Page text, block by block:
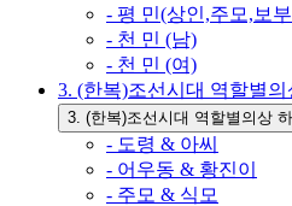
- 평 민(상인,주모,보
- 천 민 (남)
- 천 민 (여)
3. (한복)조선시대 역할별의
3. (한복)조선시대 역할별의상
- 도령 & 아씨
- 어우동 & 황진이
- 주모 & 식모